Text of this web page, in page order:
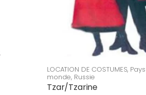
LOCATION DE COSTUMES,
monde, Russie
Tzar/Tzarine